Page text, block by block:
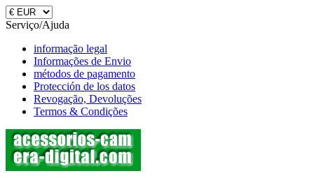
Serviço/Ajuda
informação legal
Informações de Envio
métodos de pagamento
Protección de los datos
Revogação, Devoluções
Termos & Condições